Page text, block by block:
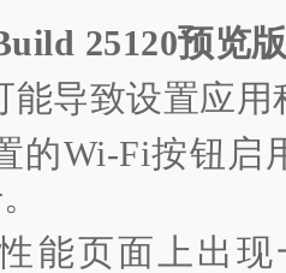
25120预览
能导致设置应
的Wi-Fi按钮启
能页面上出